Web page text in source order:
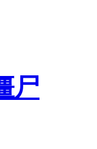
尸